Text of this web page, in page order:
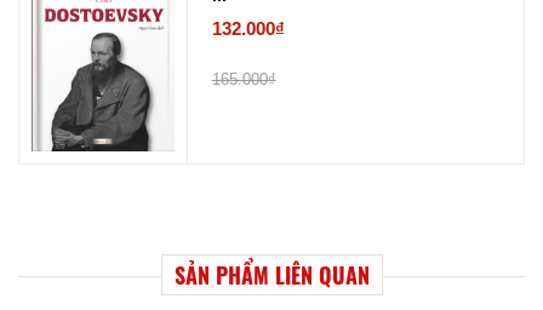
132.000₫
165.000₫
SẢN PHẨM LIÊN QUAN